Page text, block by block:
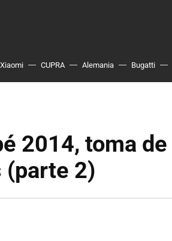
Xiaomi CUPRA Alemania Bugatti
2014, toma de
(parte 2)